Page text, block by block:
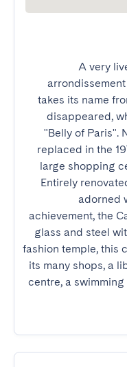
A very
takes its name
disappeared,
"Belly of Paris".
replaced in the
large shopping
Entirely
adorned
achievement, the
glass and steel
fashion temple, this
its many shops, a
centre, a